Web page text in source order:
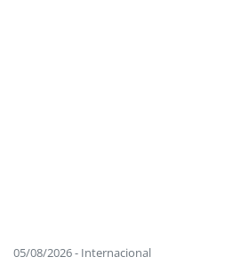
05/08/2026 - Internacional